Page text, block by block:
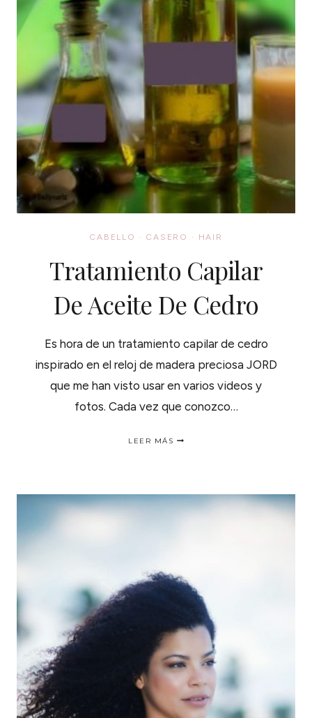
CABELLO · CASERO · HAIR
Tratamiento Capilar
De Aceite De Cedro
Es hora de un tratamiento capilar de cedro
inspirado en el reloj de madera preciosa JORD
que me han visto usar en varios videos y
fotos. Cada vez que conozco…
LEER MÁS
CEDRO